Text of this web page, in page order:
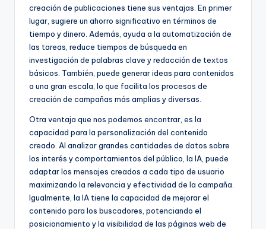
creación de publicaciones tiene sus ventajas. En primer
lugar, sugiere un ahorro significativo en términos de
tiempo y dinero. Además, ayuda a la automatización de
las tareas, reduce tiempos de búsqueda en
investigación de palabras clave y redacción de textos
básicos. También, puede generar ideas para contenidos
a una gran escala, lo que facilita los procesos de
creación de campañas más amplias y diversas.
Otra ventaja que nos podemos encontrar, es la
capacidad para la personalización del contenido
creado. Al analizar grandes cantidades de datos sobre
los interés y comportamientos del público, la IA, puede
adaptar los mensajes creados a cada tipo de usuario
maximizando la relevancia y efectividad de la campaña.
Igualmente, la IA tiene la capacidad de mejorar el
contenido para los buscadores, potenciando el
posicionamiento y la visibilidad de las páginas web de